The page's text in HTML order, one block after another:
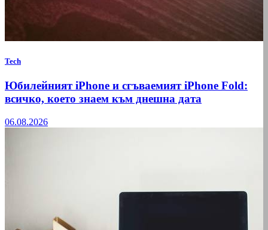
Tech
Юбилейният iPhone и сгъваемият iPhone Fold:
всичко, което знаем към днешна дата
06.08.2026